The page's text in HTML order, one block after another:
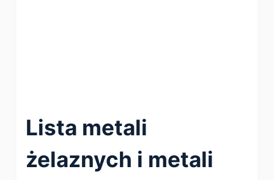
Lista metali
żelaznych i metali